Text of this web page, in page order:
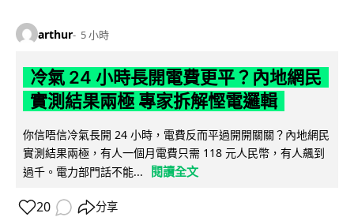
arthur 5 小時
冷氣 24 小時長開電費更平？內地網民
實測結果兩極 專家拆解慳電邏輯
你信唔信冷氣長開 24 小時，電費反而平過開開關關？內地網民
實測結果兩極，有人一個月電費只需 118 元人民幣，有人飆到
過千。電力部門話不能...
閱讀全文
20 分享